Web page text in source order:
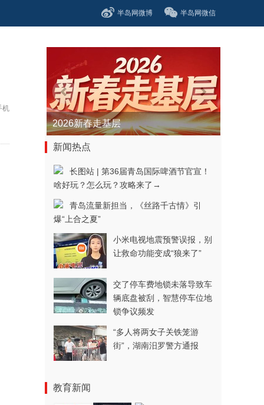
半岛网微博 半岛网微信
机
2026新春走基层
新闻热点
长图站 | 第36届青岛国际啤酒节官宣！
啥好玩？怎么玩？攻略来了→
青岛流量新担当，《丝路千古情》引
爆“上合之夏”
小米电视地震预警误报，别
让救命功能变成“狼来了”
交了停车费地锁未落导致车
辆底盘被刮，智慧停车位地
锁争议频发
“多人将两女子关铁笼游
街”，湖南汨罗警方通报
教育新闻